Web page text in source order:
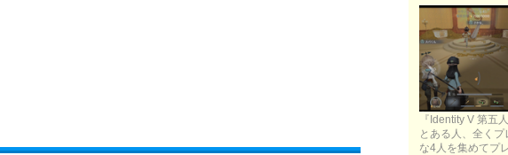
『Identity V 第五
とある人、全く
な4人を集めてプ